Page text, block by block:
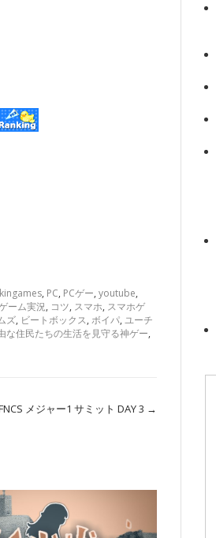
, PC, PCゲー, youtube,
ーム実況, コツ, スマホ, スマホゲ
ズ, ビートボックス, ボイパ, ユーチ
な住民たちの生活を見守る神ゲー,
メジャー1 サミット DAY 3 →